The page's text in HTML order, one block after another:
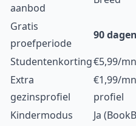
aanbod
Gratis
proefperiode
90 dagen
Studentenkorting€5,99/
Extra
gezinsprofiel
€1,99/
profiel
Kindermodus
Ja